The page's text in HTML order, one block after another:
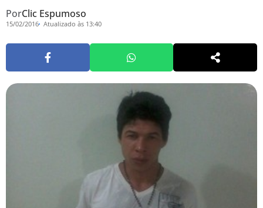
PorClic Espumoso
15/02/2016 Atualizado às 13:40